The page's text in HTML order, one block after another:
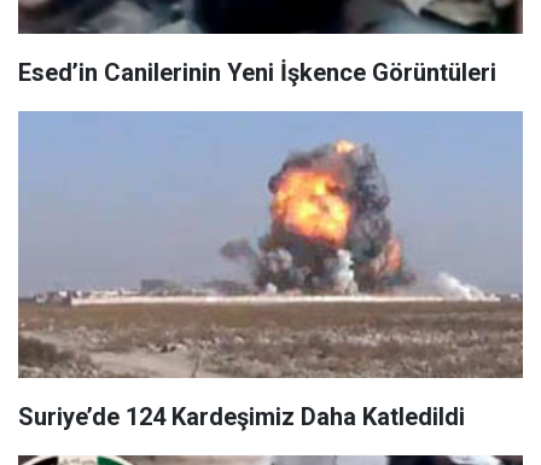
Esed’in Canilerinin Yeni İşkence Görüntüleri
Suriye’de 124 Kardeşimiz Daha Katledildi